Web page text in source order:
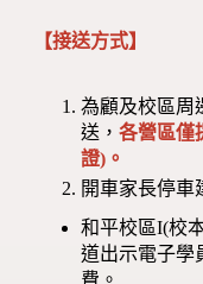
【接送方式】
為顧及校區周
送，各營區僅
證)。
開車家長停車
和平校區I(校
道出示電子學
費。